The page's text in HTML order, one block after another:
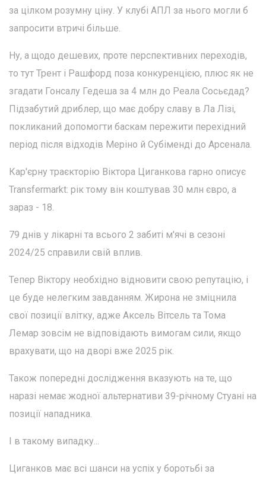
за цілком розумну ціну. У клубі АПЛ за нього могли б
запросити втричі більше.
Ну, а щодо дешевих, проте перспективних переходів,
то тут Трент і Рашфорд поза конкуренцією, плюс як не
згадати Гонсалу Гедеша за 4 млн до Реала Сосьєдад?
Підзабутий дриблер, що має добру славу в Ла Лізі,
покликаний допомогти баскам пережити перехідний
період після відходів Меріно й Субіменді до Арсенала.
Кар'єрну траєкторію Віктора Циганкова гарно описує
Transfermarkt: рік тому він коштував 30 млн євро, а
зараз - 18.
79 днів у лікарні та всього 2 забиті м'ячі в сезоні
2024/25 справили свій вплив.
Тепер Віктору необхідно відновити свою репутацію, і
це буде нелегким завданням. Жирона не зміцнила
свої позиції влітку, адже Аксель Вітсель та Тома
Лемар зовсім не відповідають вимогам сили, якщо
врахувати, що на дворі вже 2025 рік.
Також попередні дослідження вказують на те, що
наразі немає жодної альтернативи 39-річному Стуані на
позиції нападника.
І в такому випадку...
Циганков має всі шанси на успіх у боротьбі за